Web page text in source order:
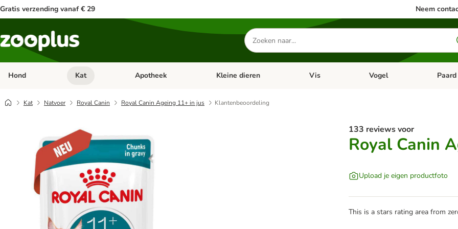
Gratis verzending vanaf € 29 Neem
Zoeken
naar
producten
Hond Open categorie menu: Hond
Kat Open categorie menu: Kat
Apotheek Open categorie menu: Apotheek
Kleine dieren Open categorie menu: Kleine dieren
Vis Open categorie menu: Vis
Vogel Open
Paard
Kat Natvoer Royal Canin Royal Canin Ageing 11+ in jus Klantenbeoordeling
133 reviews voor
Royal Canin
Upload je eigen productfoto
This is a stars rating area from